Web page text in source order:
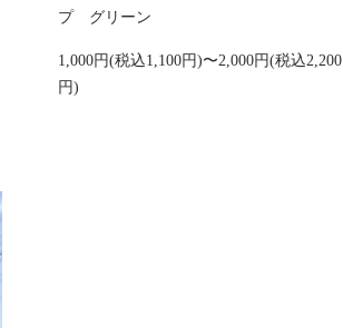
プ グリーン
1,000円(税込1,100円)〜2,000円(税込2,200
円)